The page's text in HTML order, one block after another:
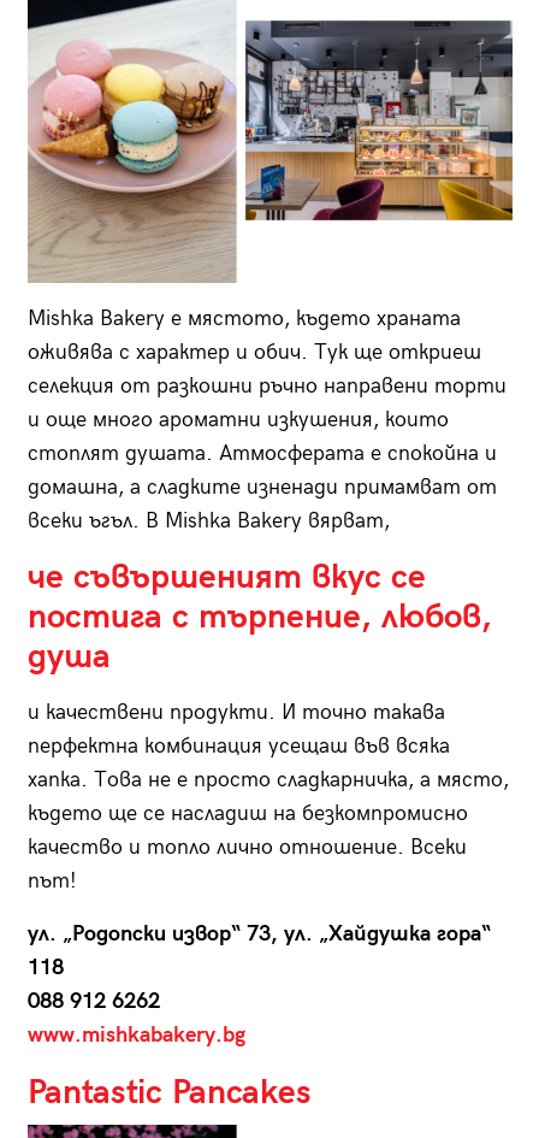
Mishka Bakery е мястото, където храната
оживява с характер и обич. Тук ще откриеш
селекция от разкошни ръчно направени торти
и още много ароматни изкушения, които
стоплят душата. Атмосферата е спокойна и
домашна, а сладките изненади примамват от
всеки ъгъл. В Mishka Bakery вярват,
че съвършeният вкус се
постига с търпение, любов,
душа
и качествени продукти. И точно такава
перфектна комбинация усещаш във всяка
хапка. Това не е просто сладкарничка, а място,
където ще се насладиш на безкомпромисно
качество и топло лично отношение. Всеки
път!
ул. „Родопски извор“ 73, ул. „Хайдушка гора“
118
088 912 6262
www.mishkabakery.bg
Pantastic Pancakes